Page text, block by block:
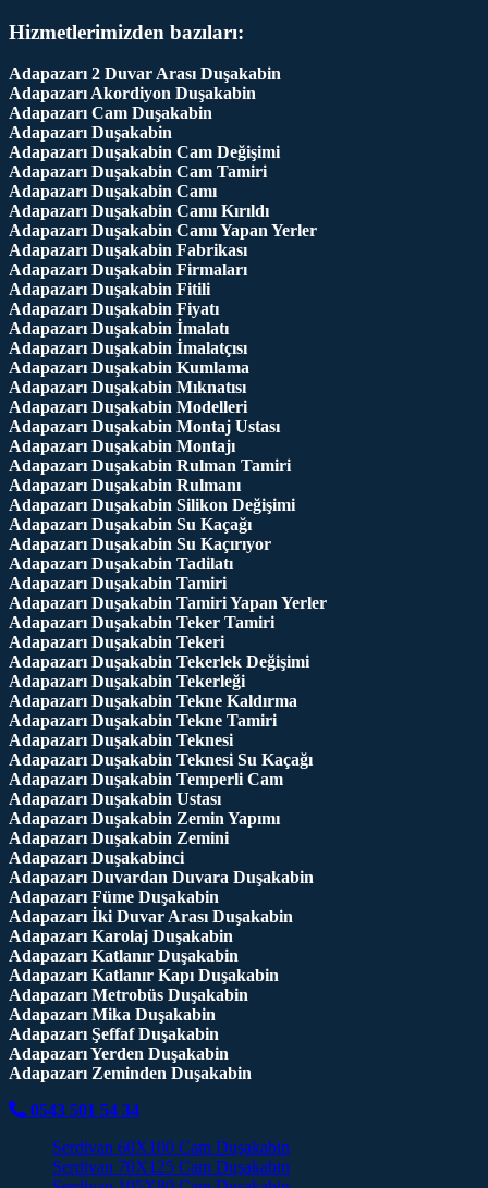
Hizmetlerimizden bazıları:
Adapazarı 2 Duvar Arası Duşakabin
Adapazarı Akordiyon Duşakabin
Adapazarı Cam Duşakabin
Adapazarı Duşakabin
Adapazarı Duşakabin Cam Değişimi
Adapazarı Duşakabin Cam Tamiri
Adapazarı Duşakabin Camı
Adapazarı Duşakabin Camı Kırıldı
Adapazarı Duşakabin Camı Yapan Yerler
Adapazarı Duşakabin Fabrikası
Adapazarı Duşakabin Firmaları
Adapazarı Duşakabin Fitili
Adapazarı Duşakabin Fiyatı
Adapazarı Duşakabin İmalatı
Adapazarı Duşakabin İmalatçısı
Adapazarı Duşakabin Kumlama
Adapazarı Duşakabin Mıknatısı
Adapazarı Duşakabin Modelleri
Adapazarı Duşakabin Montaj Ustası
Adapazarı Duşakabin Montajı
Adapazarı Duşakabin Rulman Tamiri
Adapazarı Duşakabin Rulmanı
Adapazarı Duşakabin Silikon Değişimi
Adapazarı Duşakabin Su Kaçağı
Adapazarı Duşakabin Su Kaçırıyor
Adapazarı Duşakabin Tadilatı
Adapazarı Duşakabin Tamiri
Adapazarı Duşakabin Tamiri Yapan Yerler
Adapazarı Duşakabin Teker Tamiri
Adapazarı Duşakabin Tekeri
Adapazarı Duşakabin Tekerlek Değişimi
Adapazarı Duşakabin Tekerleği
Adapazarı Duşakabin Tekne Kaldırma
Adapazarı Duşakabin Tekne Tamiri
Adapazarı Duşakabin Teknesi
Adapazarı Duşakabin Teknesi Su Kaçağı
Adapazarı Duşakabin Temperli Cam
Adapazarı Duşakabin Ustası
Adapazarı Duşakabin Zemin Yapımı
Adapazarı Duşakabin Zemini
Adapazarı Duşakabinci
Adapazarı Duvardan Duvara Duşakabin
Adapazarı Füme Duşakabin
Adapazarı İki Duvar Arası Duşakabin
Adapazarı Karolaj Duşakabin
Adapazarı Katlanır Duşakabin
Adapazarı Katlanır Kapı Duşakabin
Adapazarı Metrobüs Duşakabin
Adapazarı Mika Duşakabin
Adapazarı Şeffaf Duşakabin
Adapazarı Yerden Duşakabin
Adapazarı Zeminden Duşakabin
0543 501 54 34
Serdivan 60X100 Cam Duşakabin
Serdivan 70X125 Cam Duşakabin